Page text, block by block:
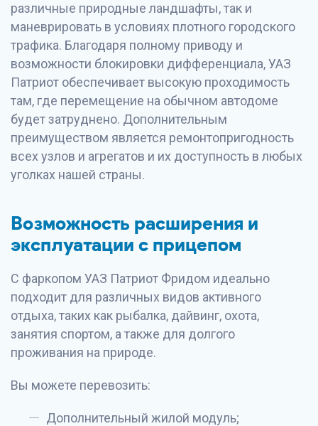
различные природные ландшафты, так и
маневрировать в условиях плотного городского
трафика. Благодаря полному приводу и
возможности блокировки дифференциала, УАЗ
Патриот обеспечивает высокую проходимость
там, где перемещение на обычном автодоме
будет затруднено. Дополнительным
преимуществом является ремонтопригодность
всех узлов и агрегатов и их доступность в любых
уголках нашей страны.
Возможность расширения и
эксплуатации с прицепом
С фаркопом УАЗ Патриот Фридом идеально
подходит для различных видов активного
отдыха, таких как рыбалка, дайвинг, охота,
занятия спортом, а также для долгого
проживания на природе.
Вы можете перевозить:
Дополнительный жилой модуль;